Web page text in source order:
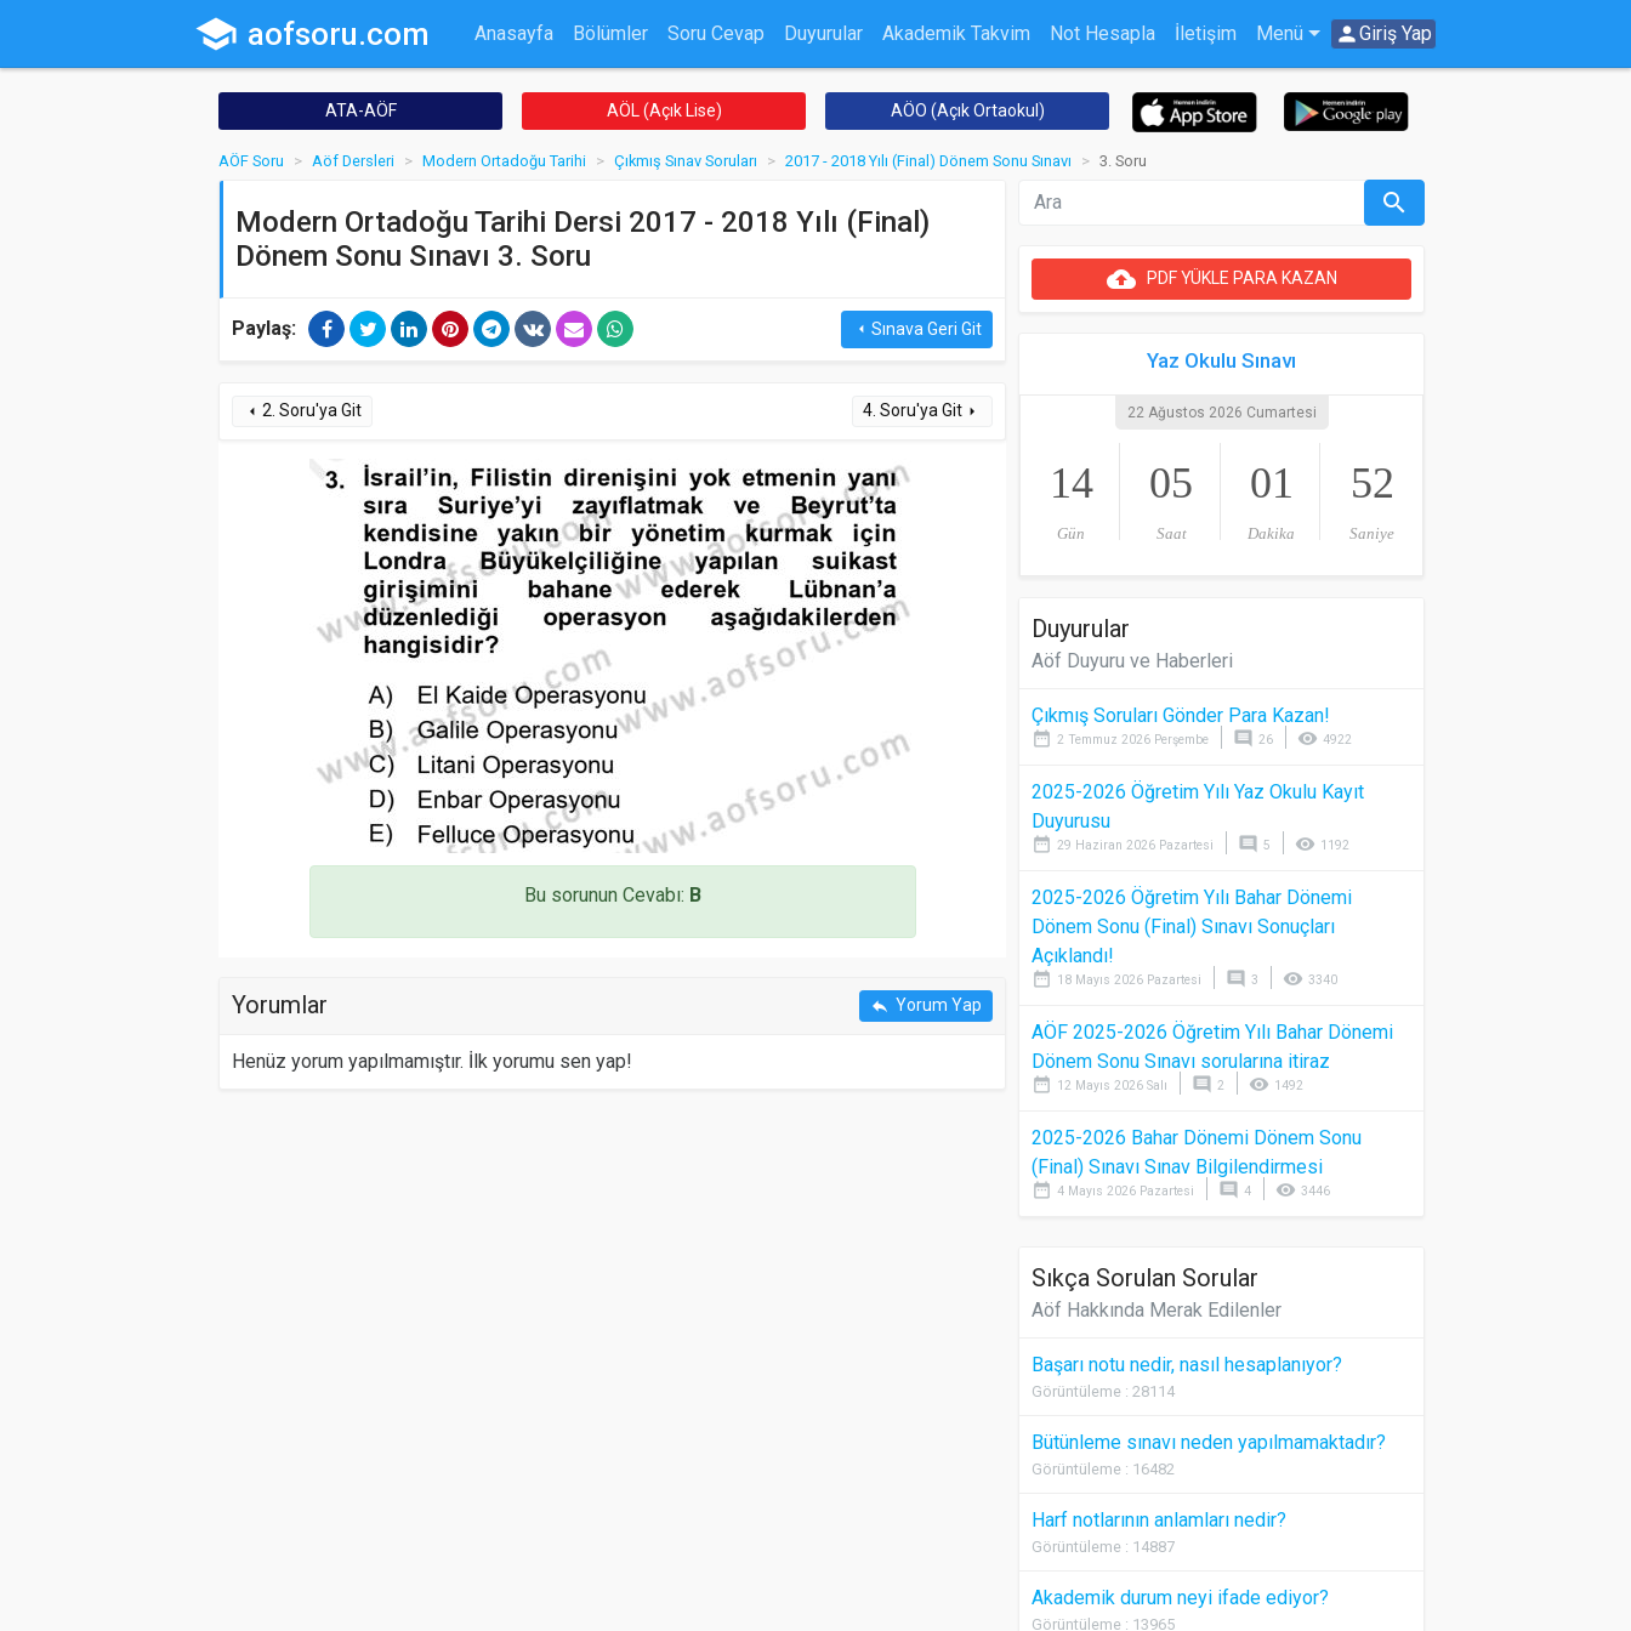
school aofsoru.com Anasayfa Bölümler Soru Cevap Duyurular Akademik Takvim Not Hesapla İletişim Menü personGiriş Yap
ATA-AÖF AÖL (Açık Lise) AÖO (Açık Ortaokul)
AÖF Soru Aöf Dersleri Modern Ortadoğu Tarihi Çıkmış Sınav Soruları 2017 - 2018 Yılı (Final) Dönem Sonu Sınavı 3. Soru
Modern Ortadoğu Tarihi Dersi 2017 - 2018 Yılı (Final)
Dönem Sonu Sınavı 3. Soru
Paylaş: arrow_leftSınava Geri Git
arrow_left 2. Soru'ya Git 4. Soru'ya Git arrow_right
Bu sorunun Cevabı: B
Yorumlar reply Yorum Yap
Henüz yorum yapılmamıştır. İlk yorumu sen yap!
search
cloud_uploadPDF YÜKLE PARA KAZAN
Yaz Okulu Sınavı
22 Ağustos 2026 Cumartesi
14
Gün
05
Saat
01
Dakika
52
Saniye
Duyurular
Aöf Duyuru ve Haberleri
Çıkmış Soruları Gönder Para Kazan!
date_range 2 Temmuz 2026 Perşembe comment 26 visibility 4922
2025-2026 Öğretim Yılı Yaz Okulu Kayıt
Duyurusu
date_range 29 Haziran 2026 Pazartesi comment 5 visibility 1192
2025-2026 Öğretim Yılı Bahar Dönemi
Dönem Sonu (Final) Sınavı Sonuçları
Açıklandı!
date_range 18 Mayıs 2026 Pazartesi comment 3 visibility 3340
AÖF 2025-2026 Öğretim Yılı Bahar Dönemi
Dönem Sonu Sınavı sorularına itiraz
date_range 12 Mayıs 2026 Salı comment 2 visibility 1492
2025-2026 Bahar Dönemi Dönem Sonu
(Final) Sınavı Sınav Bilgilendirmesi
date_range 4 Mayıs 2026 Pazartesi comment 4 visibility 3446
Sıkça Sorulan Sorular
Aöf Hakkında Merak Edilenler
Başarı notu nedir, nasıl hesaplanıyor?
Görüntüleme : 28114
Bütünleme sınavı neden yapılmamaktadır?
Görüntüleme : 16482
Harf notlarının anlamları nedir?
Görüntüleme : 14887
Akademik durum neyi ifade ediyor?
Görüntüleme : 13965